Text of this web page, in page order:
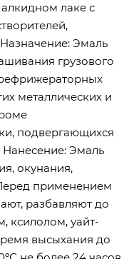
лаке с
Эмаль
грузового
металлических и
подвергающихся
Эмаль
окунания,
применением
разбавляют до
ксилолом, уайт-
высыхания до